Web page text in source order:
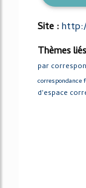
Site :
Thèmes
par
correspondance
d'espace